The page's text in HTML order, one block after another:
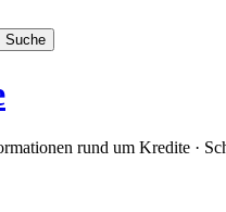
rund um Kredite ·